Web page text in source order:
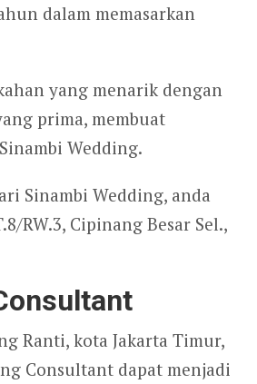
dalam memasarkan
yang menarik dengan
prima, membuat
Wedding.
Sinambi Wedding, anda
RW.3, Cipinang Besar Sel.,
Ranti, kota Jakarta Timur,
Consultant dapat menjadi